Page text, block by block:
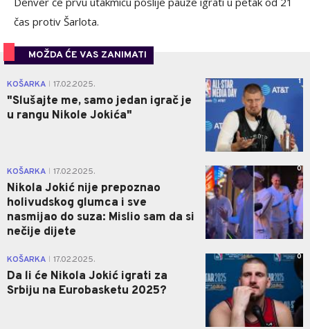
čas protiv Šarlota.
MOŽDA ĆE VAS ZANIMATI
KOŠARKA 17.02.2025.
"Slušajte me, samo jedan igrač je
u rangu Nikole Jokića"
1
KOŠARKA 17.02.2025.
Nikola Jokić nije prepoznao
holivudskog glumca i sve
nasmijao do suza: Mislio sam da si
nečije dijete
0
KOŠARKA 17.02.2025.
Da li će Nikola Jokić igrati za
Srbiju na Eurobasketu 2025?
0